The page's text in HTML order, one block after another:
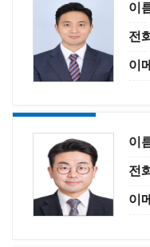
이
전
이
이
전
이